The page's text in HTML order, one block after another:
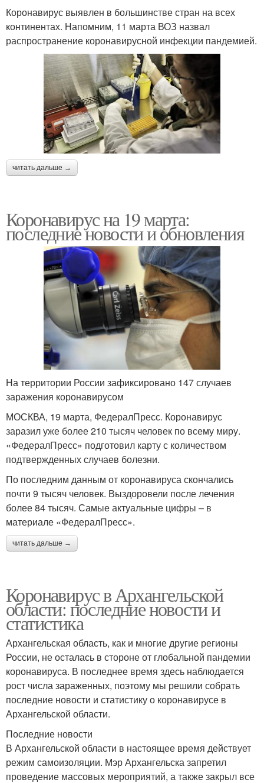
Коронавирус выявлен в большинстве стран на всех
континентах. Напомним, 11 марта ВОЗ назвал
распространение коронавирусной инфекции пандемией.
читать дальше →
Коронавирус на 19 марта:
последние новости и обновления
На территории России зафиксировано 147 случаев
заражения коронавирусом
МОСКВА, 19 марта, ФедералПресс. Коронавирус
заразил уже более 210 тысяч человек по всему миру.
«ФедералПресс» подготовил карту с количеством
подтвержденных случаев болезни.
По последним данным от коронавируса скончались
почти 9 тысяч человек. Выздоровели после лечения
более 84 тысяч. Самые актуальные цифры – в
материале «ФедералПресс».
читать дальше →
Коронавирус в Архангельской
области: последние новости и
статистика
Архангельская область, как и многие другие регионы
России, не осталась в стороне от глобальной пандемии
коронавируса. В последнее время здесь наблюдается
рост числа зараженных, поэтому мы решили собрать
последние новости и статистику о коронавирусе в
Архангельской области.
Последние новости
В Архангельской области в настоящее время действует
режим самоизоляции. Мэр Архангельска запретил
проведение массовых мероприятий, а также закрыл все